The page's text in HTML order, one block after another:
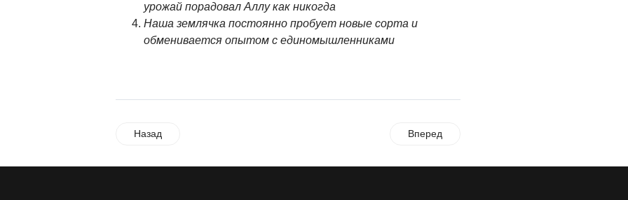
урожай порадовал Аллу как никогда
Наша землячка постоянно пробует новые сорта и
обменивается опытом с единомышленниками
Назад Вперед